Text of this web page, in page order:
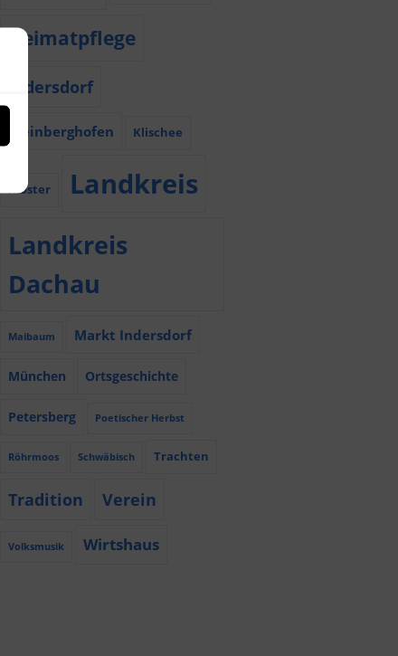
Heimatpflege
Indersdorf
Kleinberghofen Klischee
Kloster Landkreis
Landkreis
Dachau
Maibaum Markt Indersdorf
München Ortsgeschichte
Petersberg Poetischer Herbst
Röhrmoos Schwäbisch Trachten
Tradition Verein
Volksmusik Wirtshaus